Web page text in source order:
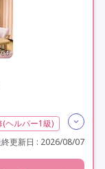
ヘルパー1級)
常勤
未経験歓迎
更新日 : 2026/08/07